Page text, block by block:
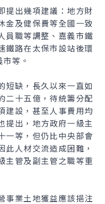
出幾項建議：地方財
金及健保費等全國一致
員職等調整、嘉義市鐵
鐵路在太保市設站後環
等。
缺，長久以來一直如
二十五億，待統籌分配
建設，甚至人事費用均
提出，地方政府一級主
一等，但仍比中央部會
人材交流造成困難，
主管及副主管之職等重
業土地獲益應該挹注